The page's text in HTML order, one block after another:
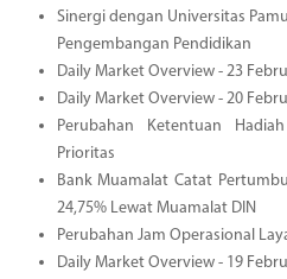
Sinergi dengan Universitas
Pengembangan Pendidikan
Daily Market Overview - 23
Daily Market Overview - 20
Perubahan Ketentuan
Prioritas
Bank Muamalat Catat
24,75% Lewat Muamalat DIN
Perubahan Jam Operasional
Daily Market Overview - 19